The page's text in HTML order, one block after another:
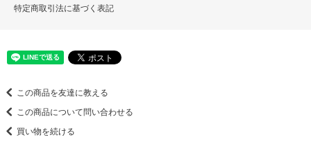
特定商取引法に基づく表記
この商品を友達に教える
この商品について問い合わせる
買い物を続ける